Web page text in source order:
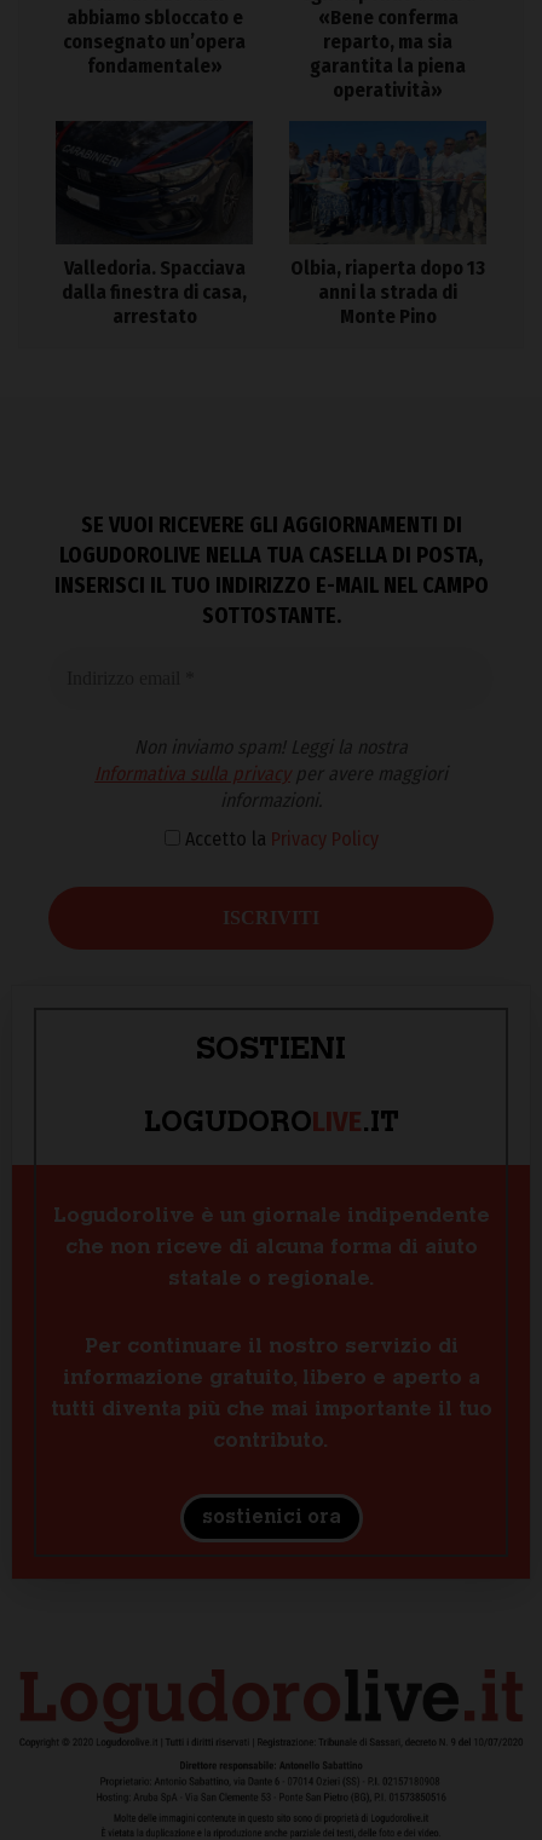
abbiamo sbloccato e
consegnato un’opera
fondamentale»
«Bene conferma
reparto, ma sia
garantita la piena
operatività»
Valledoria. Spacciava
dalla finestra di casa,
arrestato
Olbia, riaperta dopo 13
anni la strada di
Monte Pino
SE VUOI RICEVERE GLI AGGIORNAMENTI DI
LOGUDOROLIVE NELLA TUA CASELLA DI POSTA,
INSERISCI IL TUO INDIRIZZO E-MAIL NEL CAMPO
SOTTOSTANTE.
Non inviamo spam! Leggi la nostra
Informativa sulla privacyper avere maggiori
informazioni.
Accetto la Privacy Policy
SOSTIENI
LOGUDOROLIVE.IT
Logudorolive è un giornale indipendente
che non riceve di alcuna forma di aiuto
statale o regionale.
Per continuare il nostro servizio di
informazione gratuito, libero e aperto a
tutti diventa più che mai importante il tuo
contributo.
sostienici ora